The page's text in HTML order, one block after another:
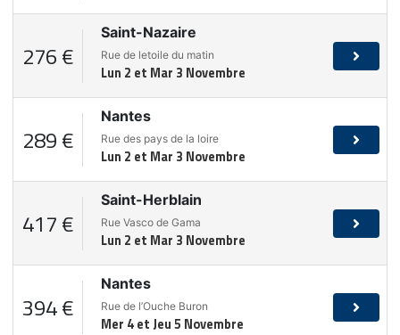
276 €
Saint-Nazaire
Rue de letoile du matin
Lun 2 et Mar 3 Novembre
289 €
Nantes
Rue des pays de la loire
Lun 2 et Mar 3 Novembre
417 €
Saint-Herblain
Rue Vasco de Gama
Lun 2 et Mar 3 Novembre
394 €
Nantes
Rue de l’Ouche Buron
Mer 4 et Jeu 5 Novembre